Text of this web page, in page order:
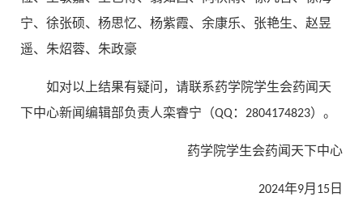
宁、徐张硕、杨思忆、杨紫霞、余康乐、张艳生、赵昱
遥、朱炤蓉、朱政豪
如对以上结果有疑问，请联系药学院学生会药闻天
下中心新闻编辑部负责人栾睿宁（QQ：2804174823）。
药学院学生会药闻天下中心
2024年9月15日